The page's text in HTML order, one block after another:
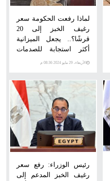
لماذا رفعت الحكومة سعر
رغيف الخبز إلى 20
قرشًا؟.. يجعل الميزانية
أكثر استجابة للصدمات
وترشيد للدعم وتوصيله
الأربعاء، 29 مايو 2024 08:36 م
رئيس الوزراء: رفع سعر
رغيف الخبز المدعم إلى